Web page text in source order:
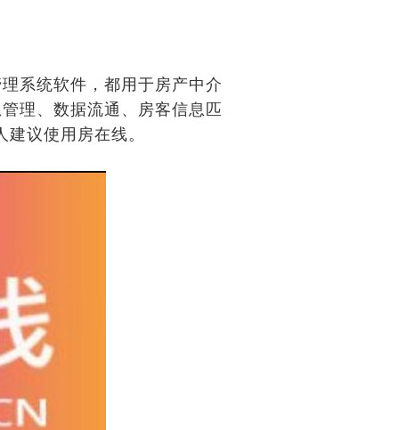
系统软件，都用于房产中介
理、数据流通、房客信息匹
议使用房在线。